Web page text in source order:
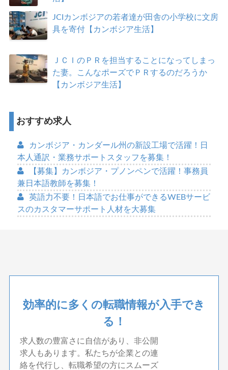
JCIカンボジアの若者達が田舎の小学校に文房
具を寄付【カンボジア生活】
ＪＣＩのＰＲを担当することになってしまっ
た妻。こんなポーズでＰＲするのだろうか
【カンボジア生活】
おすすめ求人
カンボジア・カンダール州の新設工場で活躍！日
本人通訳・業務サポートスタッフを募集！
【募集】カンボジア・プノンペンで活躍！事務員
兼日本語教師を募集！
英語力不要！日本語でお仕事ができるWEBサービ
スのカスタマーサポート人材を大募集
効率的に多くの転職情報が入手でき
る！
求人数の豊富さに自信があり、非公開
求人もあります。私たちが企業との連
絡を代行し、転職希望の方にスムーズ